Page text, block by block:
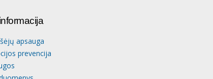
apsauga
prevencija